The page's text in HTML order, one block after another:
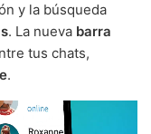
y la búsqueda
. La nueva barra
tus chats,
.